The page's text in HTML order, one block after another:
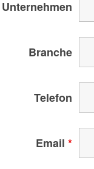
Unternehmen
Branche
Telefon
Email *